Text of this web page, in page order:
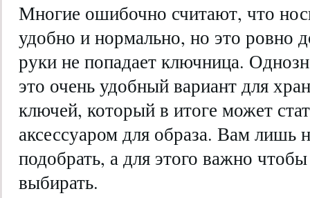
Многие ошибочно считают, что
удобно и нормально, но это ровно
руки не попадает ключница.
это очень удобный вариант для
ключей, который в итоге может
аксессуаром для образа. Вам лишь
подобрать, а для этого важно
выбирать.